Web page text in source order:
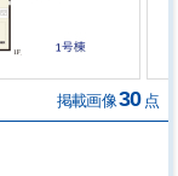
掲載画像30 点